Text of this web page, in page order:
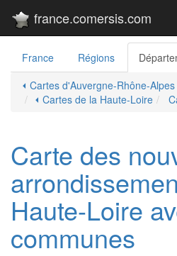
france.comersis.com
France Régions
⏴ Cartes d'Auvergne-Rhône-Alpes
⏴ Cartes de la Haute-Loire
Carte des
Haute-Loire
communes